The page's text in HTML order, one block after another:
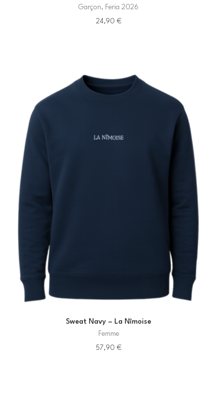
Garçon, Feria 2026
24,90 €
Sweat Navy – La Nîmoise
Femme
57,90 €